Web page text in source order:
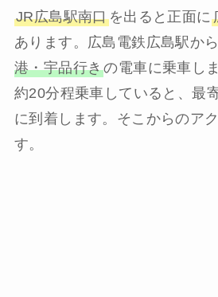
JR広島駅南口を出ると正面に
あります。広島電鉄広島駅から
港・宇品行きの電車に乗車しま
約20分程乗車していると、最
に到着します。そこからのア
す。